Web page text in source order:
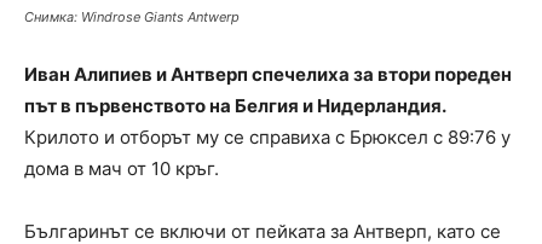
Снимка: Windrose Giants Antwerp
Иван Алипиев и Антверп спечелиха за втори пореден
път в първенството на Белгия и Нидерландия.
Крилото и отборът му се справиха с Брюксел с 89:76 у
дома в мач от 10 кръг.
Българинът се включи от пейката за Антверп, като се